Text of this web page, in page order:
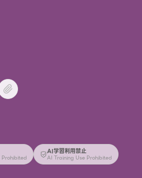
AI学習利用禁止
AI Training Use Prohibited